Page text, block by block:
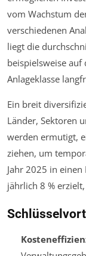
vom Wachstum
verschiedenen
liegt die
beispielsweise auf
Anlageklasse
Ein breit
Länder, Sektoren
werden ermutigt,
ziehen, um
Jahr 2025 in
jährlich 8 %